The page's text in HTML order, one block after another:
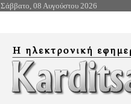
Σάββατο, 08 Αυγούστου 2026